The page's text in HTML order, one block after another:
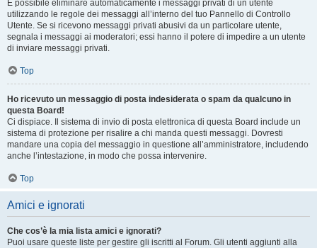
È possibile eliminare automaticamente i messaggi privati ​​di un utente
utilizzando le regole dei messaggi all’interno del tuo Pannello di Controllo
Utente. Se si ricevono messaggi privati ​​abusivi da un particolare utente,
segnala i messaggi ai moderatori; essi hanno il potere di impedire a un utente
di inviare messaggi privati​​.
Top
Ho ricevuto un messaggio di posta indesiderata o spam da qualcuno in
questa Board!
Ci dispiace. Il sistema di invio di posta elettronica di questa Board include un
sistema di protezione per risalire a chi manda questi messaggi. Dovresti
mandare una copia del messaggio in questione all’amministratore, includendo
anche l’intestazione, in modo che possa intervenire.
Top
Amici e ignorati
Che cos’è la mia lista amici e ignorati?
Puoi usare queste liste per gestire gli iscritti al Forum. Gli utenti aggiunti alla